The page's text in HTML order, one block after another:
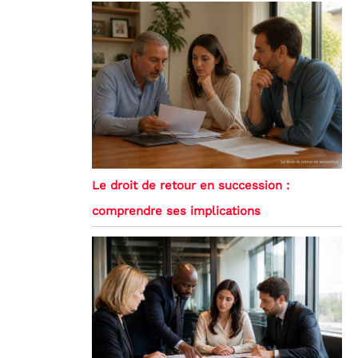
Le droit de retour en succession :
comprendre ses implications